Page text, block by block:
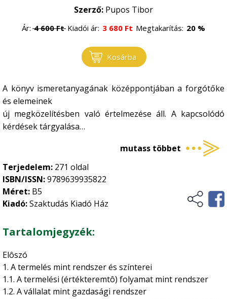
Faanyagok
Gépesítés
Mezőgazdasági gépek
Műszaki ismeretek
Gombászkodás
Környezetvédelem
• Megújuló energia
• Zöldségtermesztés
• Gyümölcstermesztés
Általános növénytermesztés
• Növényvédelem
• Szőlészet-borászat
Ökológiai gazdálkodás
Történelem, kultúrtörténet
Vidékfejlesztés
Szerző: Pupos Tibor
Ár: 4 600Ft Kiadói ár: 3 680 Ft Megtakarítás: 20 %
Kosárba
A könyv ismeretanyagának középpontjában a forgótőke
és elemeinek
új megközelítésben való értelmezése áll. A kapcsolódó
kérdések tárgyalása
rendszerszemléletű megközelítésben, a vállalati
gazdálkodás, a vállalat és környezete
rendszerébe ágyazva történik, a vállalati stratégiai
integrált felfogásban
való értelmezésének keretei között. Egyes kérdések
tárgyalásánál – amelyeket
történik a szakirodalomban
fellelhetô módszerekre, tervezési algoritmusokra.
mutass többet
Terjedelem: 271 oldal
ISBN/ISSN:9789639935822
Méret: B5
Kiadó:Szaktudás Kiadó Ház
Tartalomjegyzék:
Elôszó
1. A termelés mint rendszer és színterei
1.1. A termelési (értékteremtô) folyamat mint rendszer
1.2. A vállalat mint gazdasági rendszer